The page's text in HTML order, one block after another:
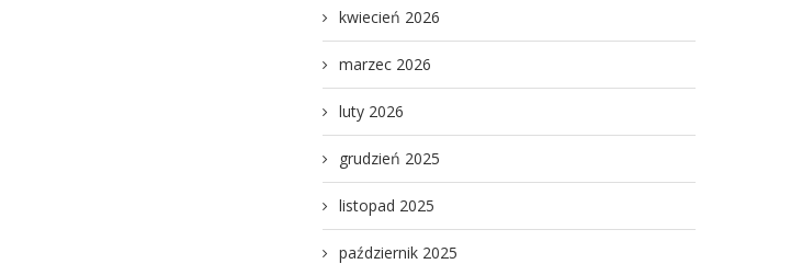
kwiecień 2026
marzec 2026
luty 2026
grudzień 2025
listopad 2025
październik 2025